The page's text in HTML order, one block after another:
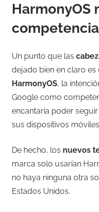
HarmonyOS
Un punto que las
dejado bien en claro es
HarmonyOS, la
Google como
encantaría poder
sus dispositivos
De hecho, los nuevos
marca solo usarían
no haya ninguna otra
Estados Unidos.